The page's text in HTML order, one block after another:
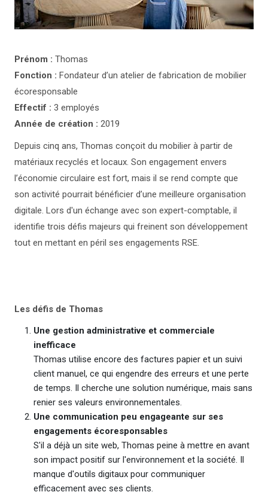
Prénom : Thomas
Fonction : Fondateur d’un atelier de fabrication de mobilier
écoresponsable
Effectif : 3 employés
Année de création : 2019
Depuis cinq ans, Thomas conçoit du mobilier à partir de
matériaux recyclés et locaux. Son engagement envers
l’économie circulaire est fort, mais il se rend compte que
son activité pourrait bénéficier d’une meilleure organisation
digitale. Lors d'un échange avec son expert-comptable, il
identifie trois défis majeurs qui freinent son développement
tout en mettant en péril ses engagements RSE.
Les défis de Thomas
Une gestion administrative et commerciale
inefficace
Thomas utilise encore des factures papier et un suivi
client manuel, ce qui engendre des erreurs et une perte
de temps. Il cherche une solution numérique, mais sans
renier ses valeurs environnementales.
Une communication peu engageante sur ses
engagements écoresponsables
S'il a déjà un site web, Thomas peine à mettre en avant
son impact positif sur l'environnement et la société. Il
manque d'outils digitaux pour communiquer
efficacement avec ses clients.